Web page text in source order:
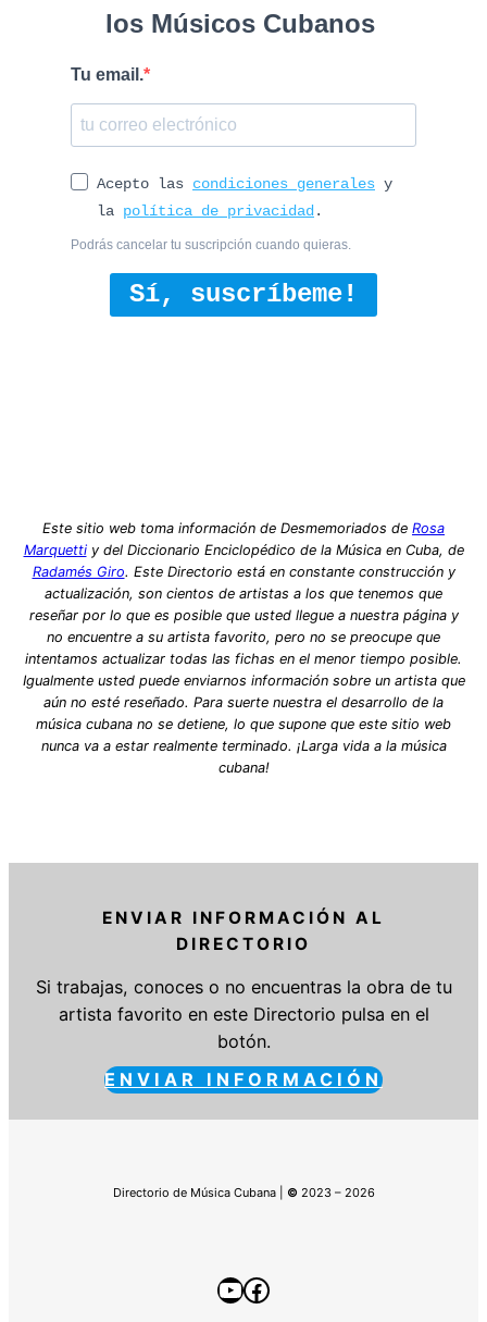
los Músicos Cubanos
Tu email.
Acepto las condiciones generales y
la política de privacidad .
Podrás cancelar tu suscripción cuando quieras.
Sí, suscríbeme!
Este sitio web toma información de Desmemoriados de Rosa
Marquettiy del Diccionario Enciclopédico de la Música en Cuba, de
Radamés Giro. Este Directorio está en constante construcción y
actualización, son cientos de artistas a los que tenemos que
reseñar por lo que es posible que usted llegue a nuestra página y
no encuentre a su artista favorito, pero no se preocupe que
intentamos actualizar todas las fichas en el menor tiempo posible.
Igualmente usted puede enviarnos información sobre un artista que
aún no esté reseñado. Para suerte nuestra el desarrollo de la
música cubana no se detiene, lo que supone que este sitio web
nunca va a estar realmente terminado. ¡Larga vida a la música
cubana!
ENVIAR INFORMACIÓN AL
DIRECTORIO
Si trabajas, conoces o no encuentras la obra de tu
artista favorito en este Directorio pulsa en el
botón.
ENVIAR INFORMACIÓN
Directorio de Música Cubana | © 2023 – 2026
YouTube
Facebook